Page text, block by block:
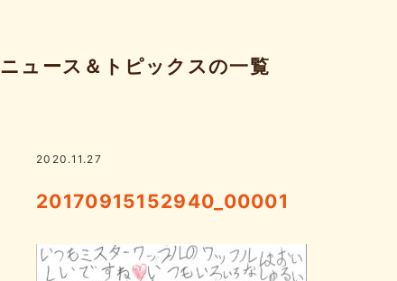
ニュース＆トピックスの一覧
2020.11.27
20170915152940_00001